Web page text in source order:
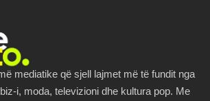
mediatike që sjell lajmet më të fundit nga
i, moda, televizioni dhe kultura pop. Me